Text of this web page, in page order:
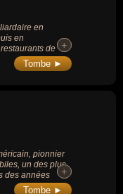
en
en
de
deux frères
+
+
Tombe ►
pionnier
un des plus
des années
Grands Prix de
+
+
Tombe ►